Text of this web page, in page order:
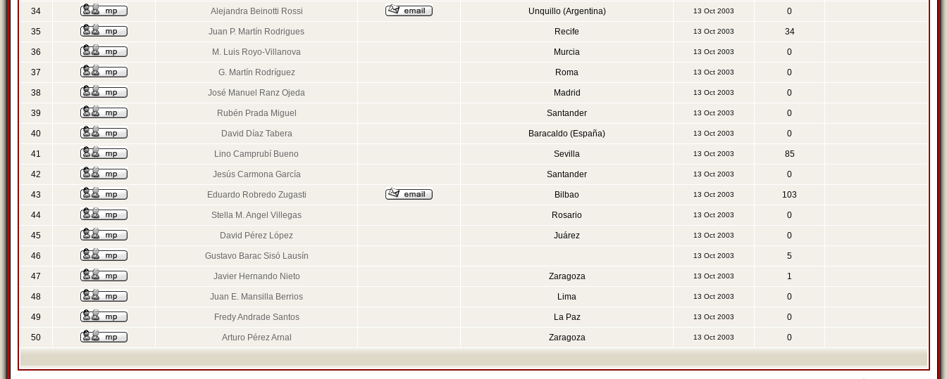
34 Alejandra Beinotti Rossi Unquillo (Argentina) 13 Oct 2003 0
35 Juan P. Martín Rodrigues Recife 13 Oct 2003 34
36 M. Luis Royo-Villanova Murcia 13 Oct 2003 0
37 G. Martín Rodríguez Roma 13 Oct 2003 0
38 José Manuel Ranz Ojeda Madrid 13 Oct 2003 0
39 Rubén Prada Miguel Santander 13 Oct 2003 0
40 David Díaz Tabera Baracaldo (España) 13 Oct 2003 0
41 Lino Camprubí Bueno Sevilla 13 Oct 2003 85
42 Jesús Carmona García Santander 13 Oct 2003 0
43 Eduardo Robredo Zugasti Bilbao 13 Oct 2003 103
44 Stella M. Angel Villegas Rosario 13 Oct 2003 0
45 David Pérez López Juárez 13 Oct 2003 0
46 Gustavo Barac Sisó Lausín 13 Oct 2003 5
47 Javier Hernando Nieto Zaragoza 13 Oct 2003 1
48 Juan E. Mansilla Berrios Lima 13 Oct 2003 0
49 Fredy Andrade Santos La Paz 13 Oct 2003 0
50 Arturo Pérez Arnal Zaragoza 13 Oct 2003 0